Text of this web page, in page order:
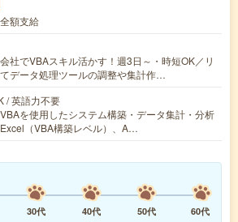
額支給
社でVBAスキル活かす！週3日～・時短OK／リ
データ処理ツールの調整や集計作…
/ 英語力不要
VBAを使用したシステム構築・データ集計・分析
（VBA構築レベル）、A…
30代 40代 50代
60代